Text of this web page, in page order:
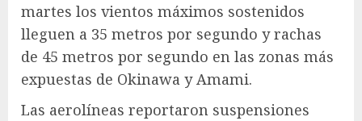
martes los vientos máximos sostenidos
lleguen a 35 metros por segundo y rachas
de 45 metros por segundo en las zonas más
expuestas de Okinawa y Amami.
Las aerolíneas reportaron suspensiones